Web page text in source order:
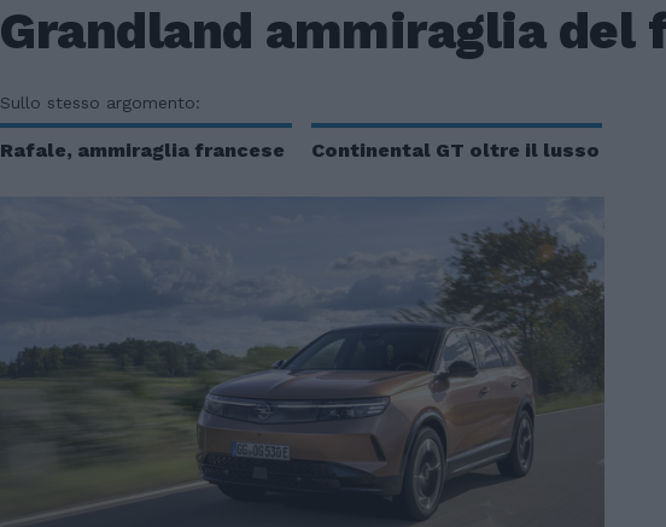
Grandland ammiraglia del
Sullo stesso argomento:
Rafale, ammiraglia francese Continental GT oltre il lusso